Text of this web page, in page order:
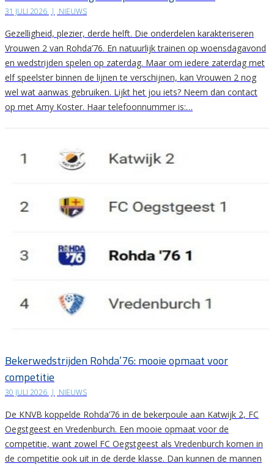
31 JULI 2026 | NIEUWS
Gezelligheid, plezier, derde helft. Die onderdelen karakteriseren
Vrouwen 2 van Rohda’76. En natuurlijk trainen op woensdagavond
en wedstrijden spelen op zaterdag. Maar om iedere zaterdag met
elf speelster binnen de lijnen te verschijnen, kan Vrouwen 2 nog
wel wat aanwas gebruiken. Lijkt het jou iets? Neem dan contact
op met Amy Koster. Haar telefoonnummer is:…
Bekerwedstrijden Rohda’76: mooie opmaat voor
competitie
30 JULI 2026 | NIEUWS
De KNVB koppelde Rohda’76 in de bekerpoule aan Katwijk 2, FC
Oegstgeest en Vredenburch. Een mooie opmaat voor de
competitie, want zowel FC Oegstgeest als Vredenburch komen in
de competitie ook uit in de derde klasse. Dan kunnen de mannen